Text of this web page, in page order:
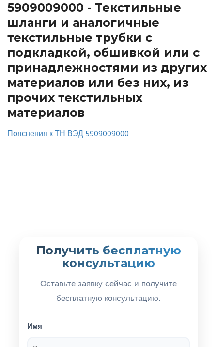
5909009000 - Текстильные
шланги и аналогичные
текстильные трубки с
подкладкой, обшивкой или с
принадлежностями из других
материалов или без них, из
прочих текстильных
материалов
Пояснения к ТН ВЭД 5909009000
Получить бесплатную
консультацию
Оставьте заявку сейчас и получите
бесплатную консультацию.
Имя